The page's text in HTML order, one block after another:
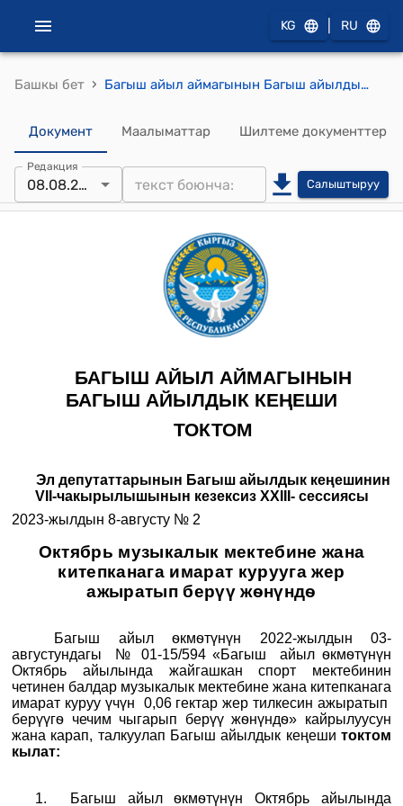
KG RU
Башкы бет › Багыш айыл аймагынын Багыш айылдык кеңешинин 2023-жылдын 8-августундагы № 2 "Октябрь музыкалык мектебине жана китепканага имарат курууга жер ажыратып берүү жѳнүндѳ" токтому
Документ Маалыматтар Шилтеме документтер
Редакция
08.08.2023 Салыштыруу